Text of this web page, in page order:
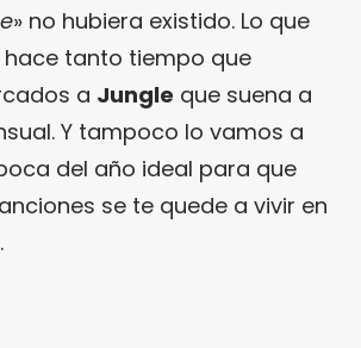
» no hubiera existido. Lo que
hace tanto tiempo que
a Jungle que suena a
Y tampoco lo vamos a
del año ideal para que
se te quede a vivir en